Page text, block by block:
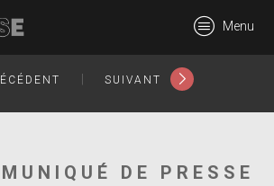
Menu
SUIVANT
DE PRESSE